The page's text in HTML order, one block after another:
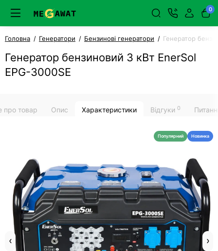
0
Головна Генератори Бензинові генератори Генератор
Генератор бензиновий 3 кВт EnerSol
EPG-3000SE
про товар Опис Характеристики Відгуки 0
Популярний Новинка